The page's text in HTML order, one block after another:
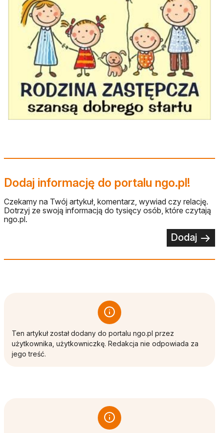
Dodaj informację do portalu ngo.pl!
Czekamy na Twój artykuł, komentarz, wywiad czy relację.
Dotrzyj ze swoją informacją do tysięcy osób, które czytają
ngo.pl.
Dodaj
Ten artykuł został dodany do portalu ngo.pl przez
użytkownika, użytkowniczkę. Redakcja nie odpowiada za
jego treść.